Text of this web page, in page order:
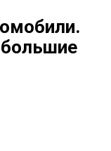
большие